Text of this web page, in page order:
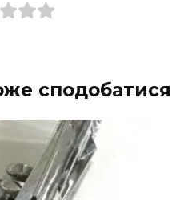
сподобатися